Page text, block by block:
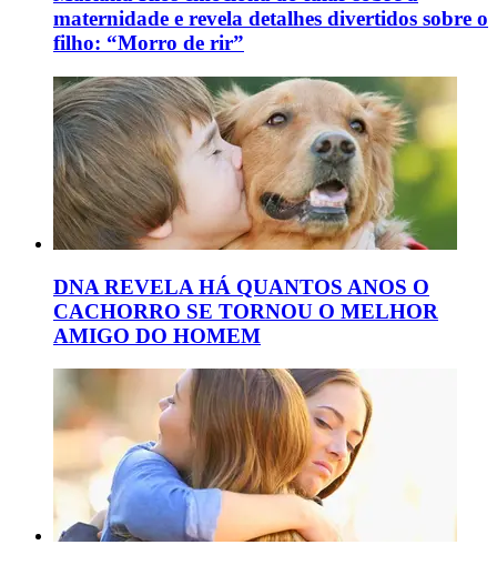
maternidade e revela detalhes divertidos sobre o
filho: “Morro de rir”
DNA REVELA HÁ QUANTOS ANOS O
CACHORRO SE TORNOU O MELHOR
AMIGO DO HOMEM